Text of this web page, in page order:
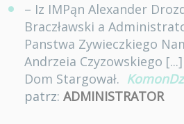
– Iz IMPąn Alexander
Braczławski a
Panstwa Zywieczkiego
Andrzeia Czyzowskiego
Dom Stargował.
patrz: ADMINISTRATOR